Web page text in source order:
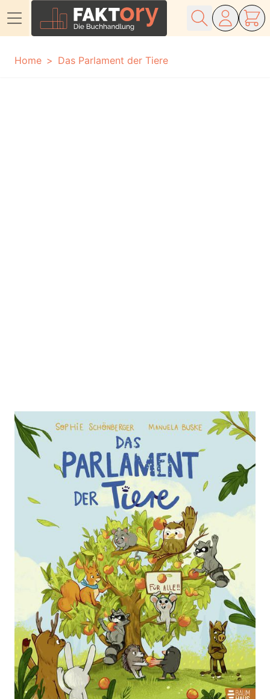
Home
Das Parlament der Tiere
Das Parlament der
Tiere
Zur Wunschliste hinzufügen
Das Bilderbuch zur Bundestagswahl 2025: So
verstehen Kinder ab 4 Jahren Demokratie
VonSophie Schönberger
Verlag:
Baumhaus
28.02.2025